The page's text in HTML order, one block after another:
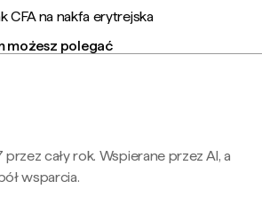
CFA na nakfa erytrejska
możesz polegać
cały rok. Wspierane przez AI, a
wsparcia.